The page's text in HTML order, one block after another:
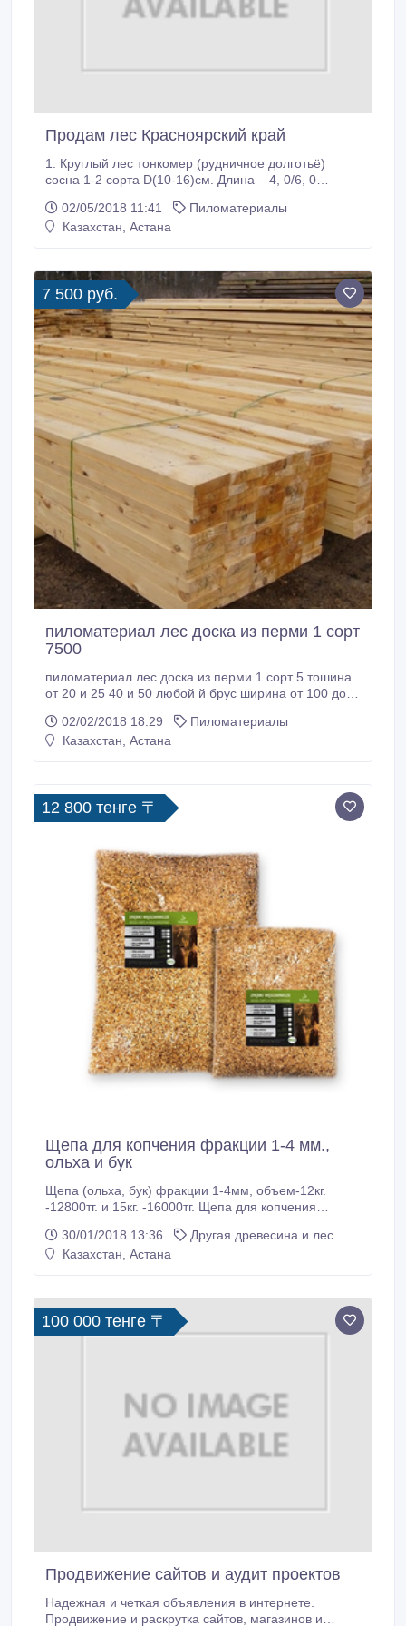
Продам лес Красноярский край
1. Круглый лес тонкомер (рудничное долготьё)
сосна 1-2 сорта D(10-16)см. Длина – 4, 0/6, 0
франко-вагон ст. Чунояр - 4000 р/куб.м, DAP Локоть
(ст. назначения Джелга) - 7000 р/куб.м 2.Круглый
02/05/2018 11:41
Пиломатериалы
Казахстан, Астана
7 500 руб.
пиломатериал лес доска из перми 1 сорт
7500
пиломатериал лес доска из перми 1 сорт 5 тошина
от 20 и 25 40 и 50 любой й брус ширина от 100 до
89922000111.
02/02/2018 18:29
Пиломатериалы
Казахстан, Астана
12 800 тенге 〒
Щепа для копчения фракции 1-4 мм.,
ольха и бук
Щепа (ольха, бук) фракции 1-4мм, объем-12кг.
-12800тг. и 15кг. -16000тг. Щепа для копчения
рыбных и других продуктов, которые украсят любой
праздничный стол. Щепа проста в применении, ее
сказывается на продукте, оказывая
продолжительность срока годности; не содержит
кору, гниль и плесень, что благоприятно
30/01/2018 13:36
Другая древесина и лес
Казахстан, Астана
100 000 тенге 〒
Продвижение сайтов и аудит проектов
Надежная и четкая объявления в интернете.
Продвижение и раскрутка сайтов, магазинов и